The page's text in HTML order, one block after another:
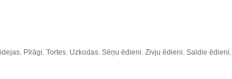
Pīrāgi. Tortes. Uzkodas. Sēņu ēdieni. Zivju ēdieni. Saldie ēdieni.